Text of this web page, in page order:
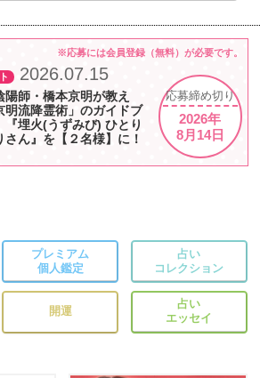
※応募には会員登録（無料）が必要です。
2026.07.15
陽師・橋本京明が教え
明流降霊術」のガイドブ
埋火(うずみび) ひとり
さん』を【２名様】に！
応募締め切り
2026年
8月14日
プレミアム
個人鑑定
占い
コレクション
開運
占い
エッセイ